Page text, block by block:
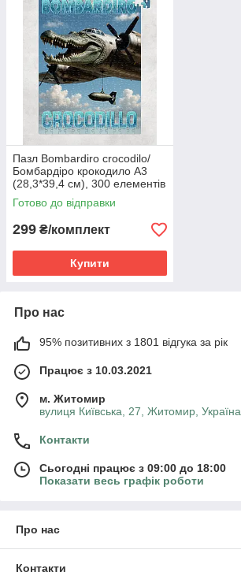
Пазл Bombardiro crocodilo/
Бомбардіро крокодило А3
(28,3*39,4 см), 300 елементів
Готово до відправки
299 ₴/комплект
Купити
Про нас
95% позитивних з 1801 відгука за рік
Працює з 10.03.2021
м. Житомир
вулиця Київська, 27, Житомир, Україна
Контакти
Сьогодні працює з 09:00 до 18:00
Показати весь графік роботи
Про нас
Контакти